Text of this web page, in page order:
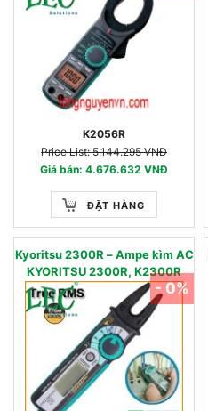
K2056R
Price List: 5.144.295 VNĐ
Giá bán: 4.676.632 VNĐ
ĐẶT HÀNG
Kyoritsu 2300R – Ampe kìm AC
KYORITSU 2300R, K2300R
- 0%